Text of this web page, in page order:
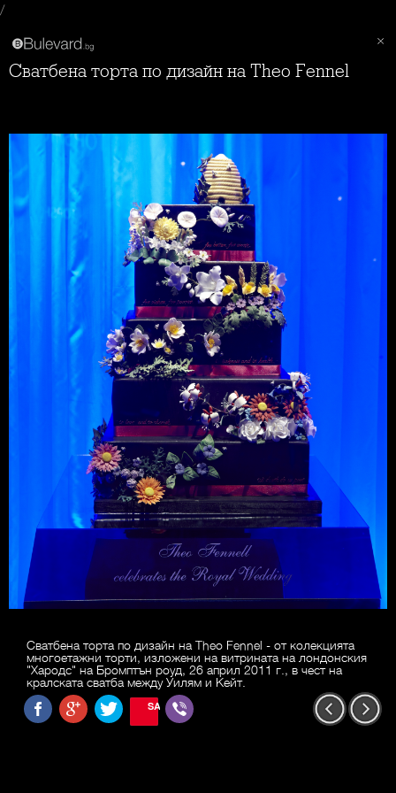
/
Сватбена торта по дизайн на Theo Fennel
Сватбена торта по дизайн на Theo Fennel - от колекцията
многоетажни торти, изложени на витрината на лондонския
"Хародс" на Бромптън роуд, 26 април 2011 г., в чест на
кралската сватба между Уилям и Кейт.
SAVE